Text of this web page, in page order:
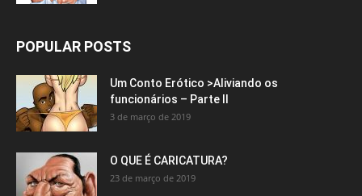
POPULAR POSTS
Um Conto Erótico >Aliviando os
funcionários – Parte II
3 de março de 2019
O QUE É CARICATURA?
23 de março de 2019